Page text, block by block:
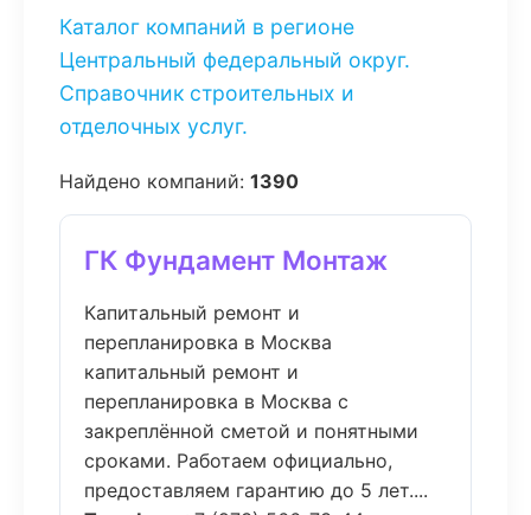
Каталог компаний в регионе
Центральный федеральный округ.
Справочник строительных и
отделочных услуг.
Найдено компаний: 1390
ГК Фундамент Монтаж
Капитальный ремонт и
перепланировка в Москва
капитальный ремонт и
перепланировка в Москва с
закреплённой сметой и понятными
сроками. Работаем официально,
предоставляем гарантию до 5 лет....